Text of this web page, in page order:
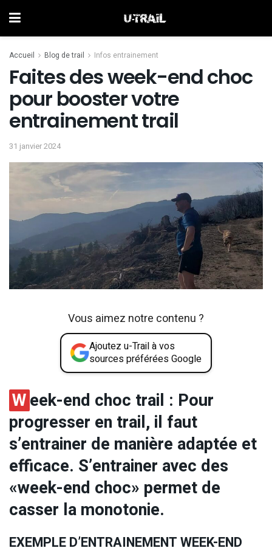
Accueil Blog de trail Infos entrainement
Faites des week-end choc
pour booster votre
entrainement trail
31 janvier 2024
Vous aimez notre contenu ?
Ajoutez u-Trail à vos
sources préférées Google
Week-end choc trail : Pour
progresser en trail, il faut
s’entrainer de manière adaptée et
efficace. S’entrainer avec des
«week-end choc» permet de
casser la monotonie.
EXEMPLE D’ENTRAINEMENT WEEK-END